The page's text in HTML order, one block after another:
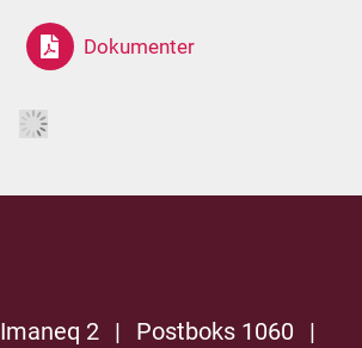
Dokumenter
Imaneq 2 | Postboks 1060
|